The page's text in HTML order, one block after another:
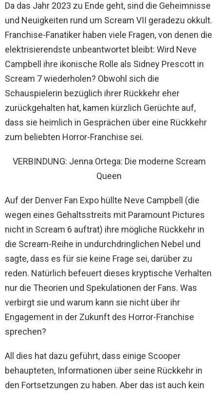
Da das Jahr 2023 zu Ende geht, sind die Geheimnisse
und Neuigkeiten rund um Scream VII geradezu okkult.
Franchise-Fanatiker haben viele Fragen, von denen die
elektrisierendste unbeantwortet bleibt: Wird Neve
Campbell ihre ikonische Rolle als Sidney Prescott in
Scream 7 wiederholen? Obwohl sich die
Schauspielerin bezüglich ihrer Rückkehr eher
zurückgehalten hat, kamen kürzlich Gerüchte auf,
dass sie heimlich in Gesprächen über eine Rückkehr
zum beliebten Horror-Franchise sei.
VERBINDUNG: Jenna Ortega: Die moderne Scream
Queen
Auf der Denver Fan Expo hüllte Neve Campbell (die
wegen eines Gehaltsstreits mit Paramount Pictures
nicht in Scream 6 auftrat) ihre mögliche Rückkehr in
die Scream-Reihe in undurchdringlichen Nebel und
sagte, dass es für sie keine Frage sei, darüber zu
reden. Natürlich befeuert dieses kryptische Verhalten
nur die Theorien und Spekulationen der Fans. Was
verbirgt sie und warum kann sie nicht über ihr
Engagement in der Zukunft des Horror-Franchise
sprechen?
All dies hat dazu geführt, dass einige Scooper
behaupteten, Informationen über seine Rückkehr in
den Fortsetzungen zu haben. Aber das ist auch kein